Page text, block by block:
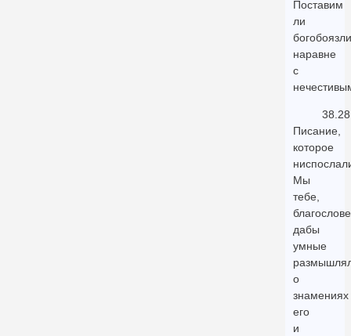
Поставим
ли
наравне
с
38.28
Писание,
которое
Мы
тебе,
дабы
умные
о
знамениях
его
и